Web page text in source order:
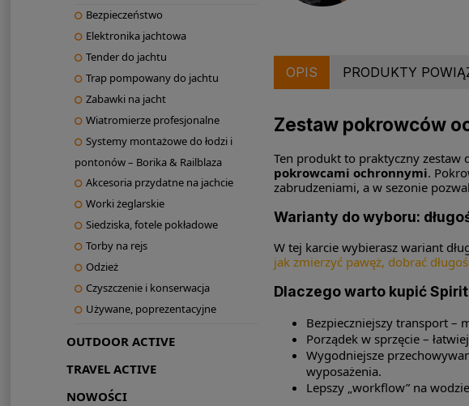
Bezpieczeństwo
Elektronika jachtowa
Tender do jachtu
Trap pompowany do jachtu
Zabawki na jacht
Wiatromierze profesjonalne
Systemy montażowe do łodzi i
pontonów – Borika & Railblaza
Akcesoria przydatne na jachcie
Worki żeglarskie
Siedziska, fotele pokładowe
Torby na rejs
Odzież
Czyszczenie i konserwacja
Używane, poprezentacyjne
OUTDOOR ACTIVE
TRAVEL ACTIVE
NOWOŚCI
OPIS PRODUKTY
Zestaw pokrowców
Ten produkt to praktyczny zestaw
pokrowcami ochronnymi.
zabrudzeniami, a w sezonie
Warianty do wyboru:
W tej karcie wybierasz wariant
jak zmierzyć pawęż, dobrać
Dlaczego warto kupić
Bezpieczniejszy transport –
Porządek w sprzęcie –
Wygodniejsze
wyposażenia.
Lepszy „workflow” na